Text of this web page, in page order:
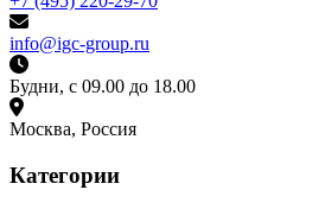
info@igc-group.ru
Будни, с 09.00 до 18.00
Москва, Россия
Категории